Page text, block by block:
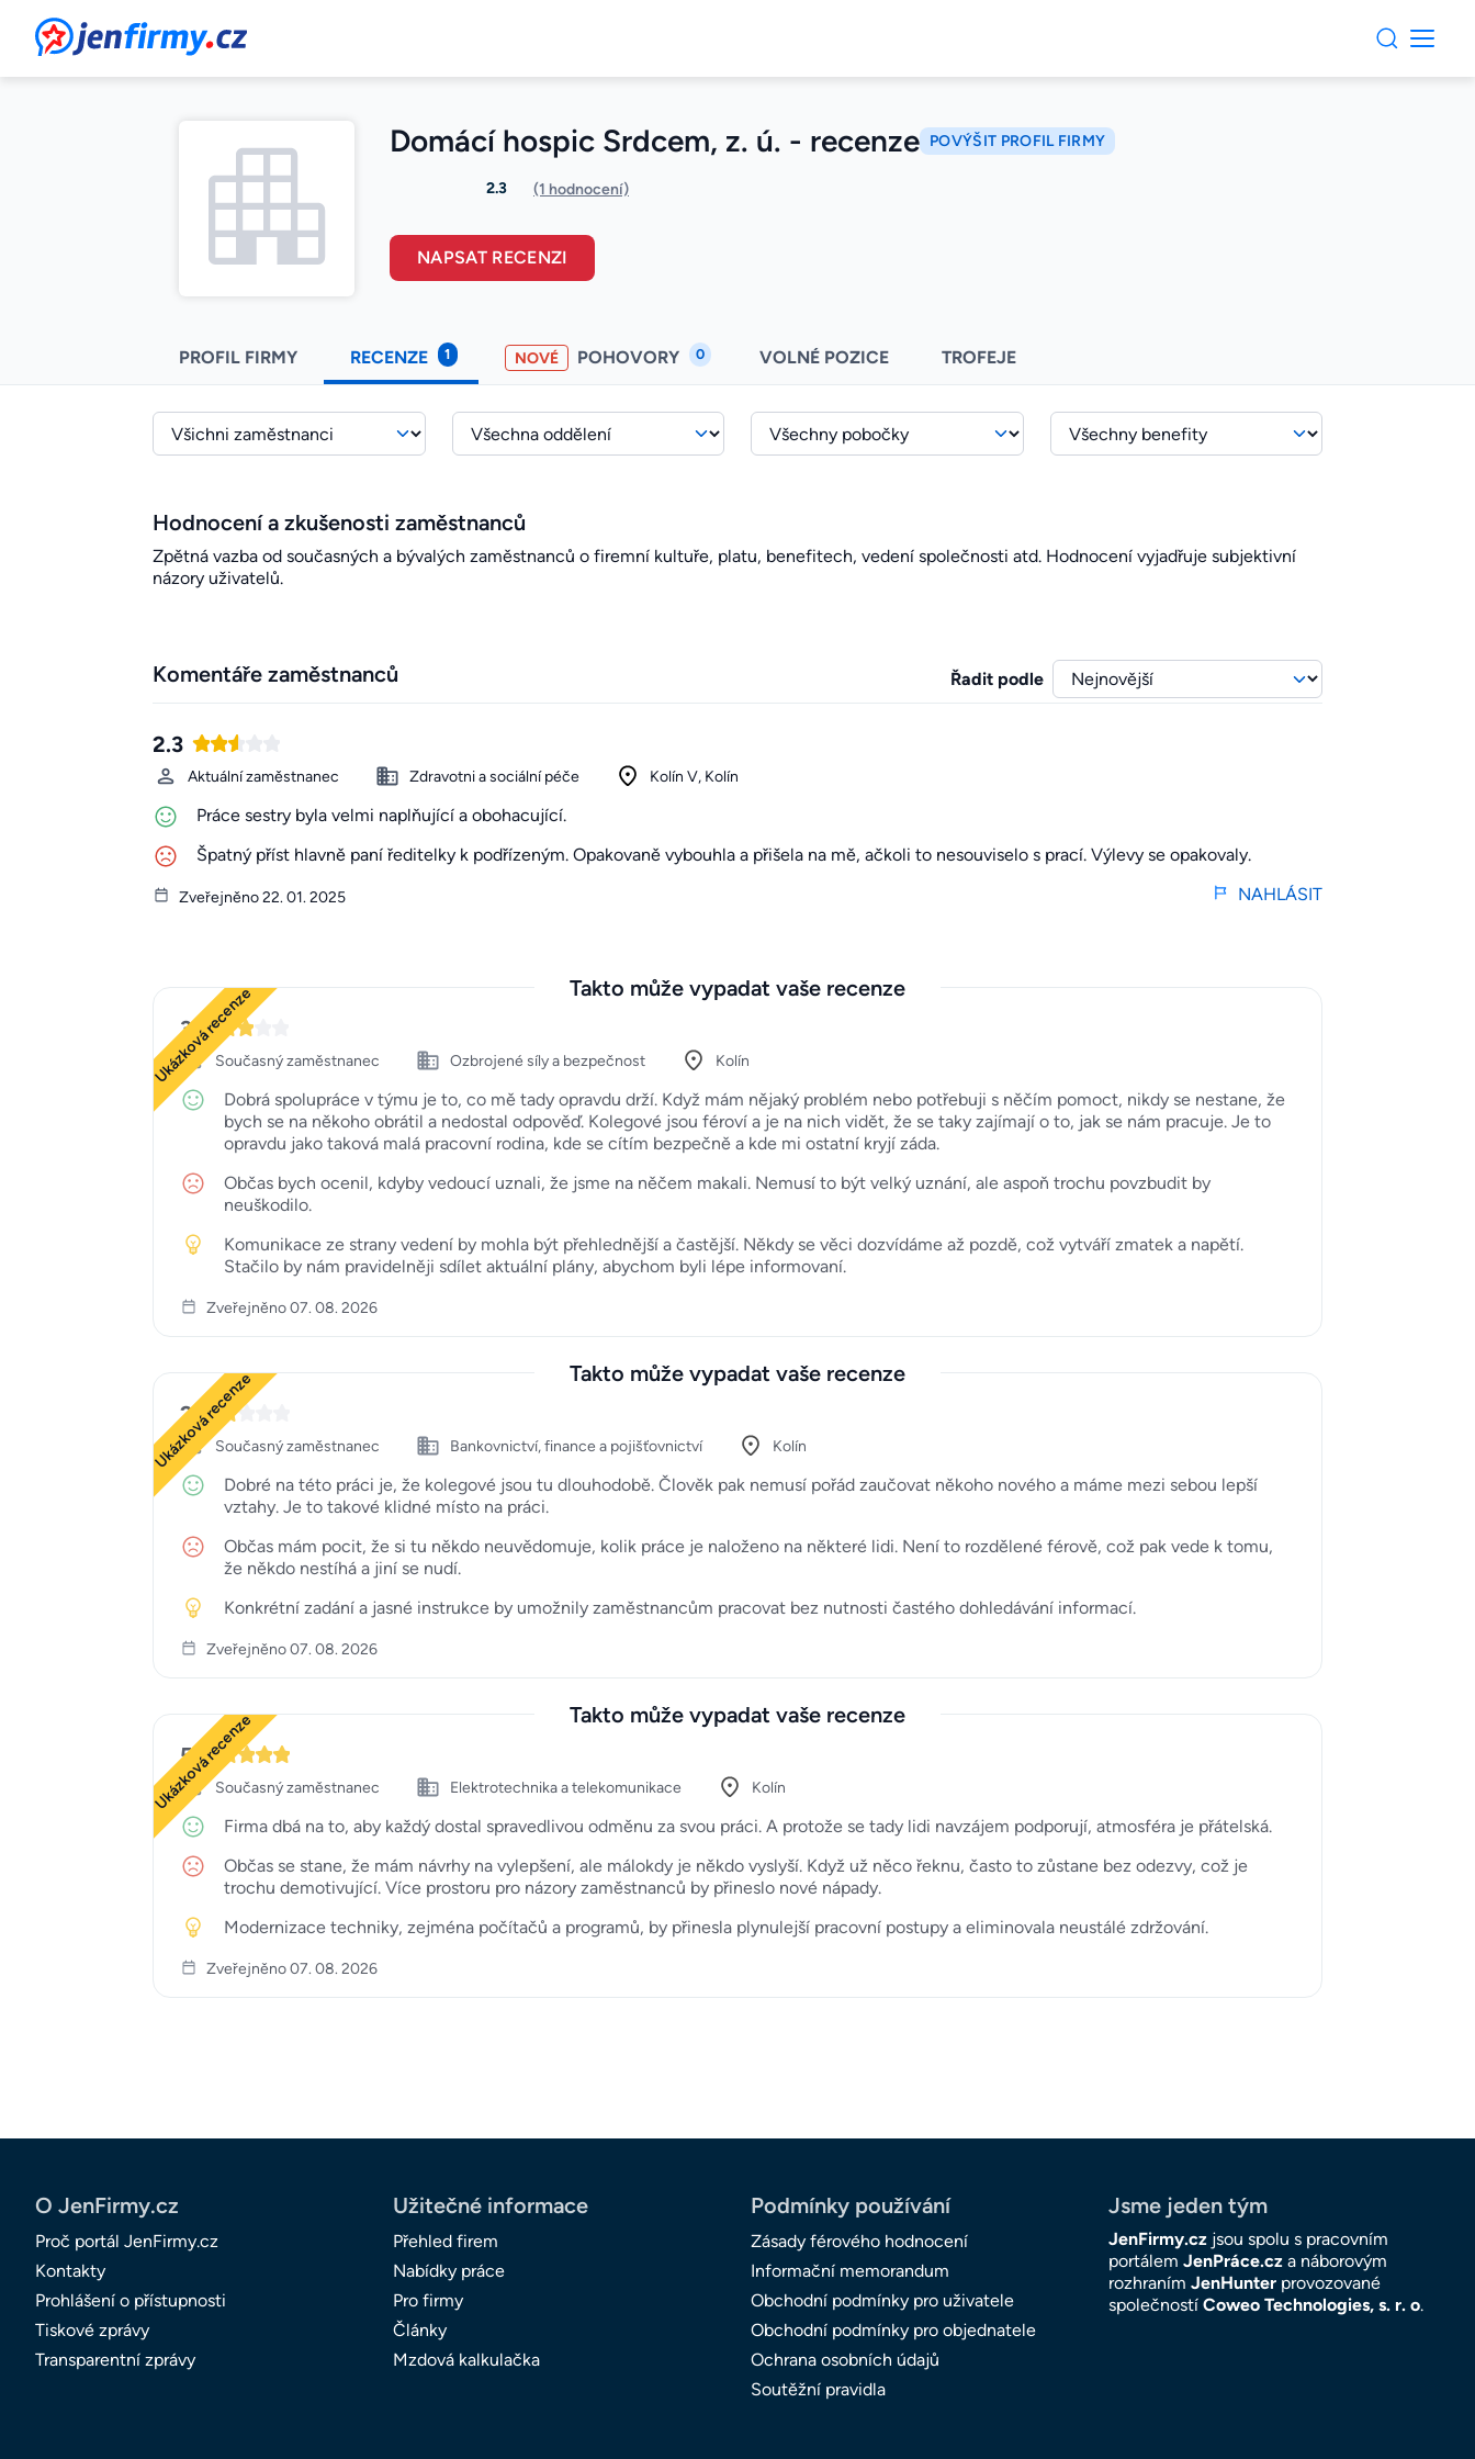
JenFirmy.cz
Domácí hospic Srdcem, z. ú. - recenze POVÝŠIT PROFIL FIRMY
2.3 (1 hodnocení)
NAPSAT RECENZI
PROFIL FIRMY RECENZE 1 NOVÉ POHOVORY 0 VOLNÉ POZICE TROFEJE
Hodnocení a zkušenosti zaměstnanců
Zpětná vazba od současných a bývalých zaměstnanců o firemní kultuře, platu, benefitech, vedení společnosti atd. Hodnocení vyjadřuje subjektivní
názory uživatelů.
Komentáře zaměstnanců Řadit podle
2.3
Aktuální zaměstnanec Zdravotni a sociální péče Kolín V, Kolín
Práce sestry byla velmi naplňující a obohacující.
Špatný příst hlavně paní ředitelky k podřízeným. Opakovaně vybouhla a přišela na mě, ačkoli to nesouviselo s prací. Výlevy se opakovaly.
Zveřejněno 22. 01. 2025 NAHLÁSIT
Takto může vypadat vaše recenze
Ukázková recenze
3
Současný zaměstnanec Ozbrojené síly a bezpečnost Kolín
Dobrá spolupráce v týmu je to, co mě tady opravdu drží. Když mám nějaký problém nebo potřebuji s něčím pomoct, nikdy se nestane, že
bych se na někoho obrátil a nedostal odpověď. Kolegové jsou féroví a je na nich vidět, že se taky zajímají o to, jak se nám pracuje. Je to
opravdu jako taková malá pracovní rodina, kde se cítím bezpečně a kde mi ostatní kryjí záda.
Občas bych ocenil, kdyby vedoucí uznali, že jsme na něčem makali. Nemusí to být velký uznání, ale aspoň trochu povzbudit by
neuškodilo.
Komunikace ze strany vedení by mohla být přehlednější a častější. Někdy se věci dozvídáme až pozdě, což vytváří zmatek a napětí.
Stačilo by nám pravidelněji sdílet aktuální plány, abychom byli lépe informovaní.
Zveřejněno 07. 08. 2026
Takto může vypadat vaše recenze
Ukázková recenze
2
Současný zaměstnanec Bankovnictví, finance a pojišťovnictví Kolín
Dobré na této práci je, že kolegové jsou tu dlouhodobě. Člověk pak nemusí pořád zaučovat někoho nového a máme mezi sebou lepší
vztahy. Je to takové klidné místo na práci.
Občas mám pocit, že si tu někdo neuvědomuje, kolik práce je naloženo na některé lidi. Není to rozdělené férově, což pak vede k tomu,
že někdo nestíhá a jiní se nudí.
Konkrétní zadání a jasné instrukce by umožnily zaměstnancům pracovat bez nutnosti častého dohledávání informací.
Zveřejněno 07. 08. 2026
Takto může vypadat vaše recenze
Ukázková recenze
5
Současný zaměstnanec Elektrotechnika a telekomunikace Kolín
Firma dbá na to, aby každý dostal spravedlivou odměnu za svou práci. A protože se tady lidi navzájem podporují, atmosféra je přátelská.
Občas se stane, že mám návrhy na vylepšení, ale málokdy je někdo vyslyší. Když už něco řeknu, často to zůstane bez odezvy, což je
trochu demotivující. Více prostoru pro názory zaměstnanců by přineslo nové nápady.
Modernizace techniky, zejména počítačů a programů, by přinesla plynulejší pracovní postupy a eliminovala neustálé zdržování.
Zveřejněno 07. 08. 2026
O JenFirmy.cz
Proč portál JenFirmy.cz
Kontakty
Prohlášení o přístupnosti
Tiskové zprávy
Transparentní zprávy
Užitečné informace
Přehled firem
Nabídky práce
Pro firmy
Články
Mzdová kalkulačka
Podmínky používání
Zásady férového hodnocení
Informační memorandum
Obchodní podmínky pro uživatele
Obchodní podmínky pro objednatele
Ochrana osobních údajů
Soutěžní pravidla
Jsme jeden tým
JenFirmy.cz jsou spolu s pracovním
portálem JenPráce.cz a náborovým
rozhraním JenHunter provozované
společností Coweo Technologies, s. r. o.